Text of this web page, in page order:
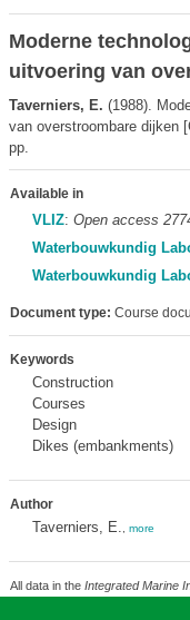
Moderne
uitvoering van
Taverniers, E. (1988).
van overstroombare dijken
pp.
Available in
VLIZ: Open access
Waterbouwkundig
Waterbouwkundig
Document type: Course
Keywords
Construction
Courses
Design
Dikes (embankments)
Author
Taverniers, E. more
All data in the Integrated Marine